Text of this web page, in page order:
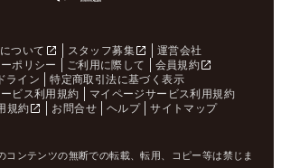
ついて スタッフ募集
運営会社
ポリシー
ご利用に際して
会員規約
ライン
特定商取引法に基づく表示
ビス利用規約
マイページサービス利用規約
規約
お問合せ ヘルプ サイトマップ
コンテンツの無断での転載、転用、コピー等は禁じま